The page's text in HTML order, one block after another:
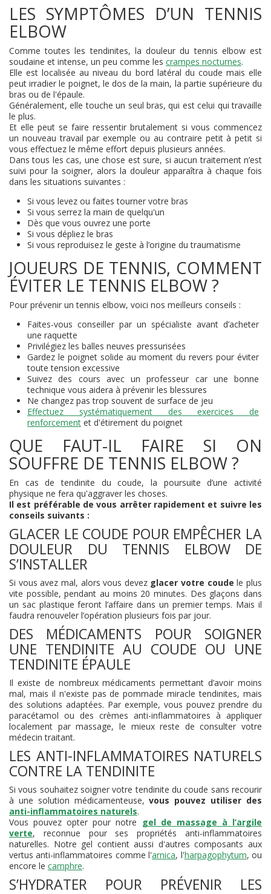
LES SYMPTÔMES D’UN TENNIS
ELBOW
Comme toutes les tendinites, la douleur du tennis elbow est
soudaine et intense, un peu comme les crampes nocturnes.
Elle est localisée au niveau du bord latéral du coude mais elle
peut irradier le poignet, le dos de la main, la partie supérieure du
bras ou de l'épaule.
Généralement, elle touche un seul bras, qui est celui qui travaille
le plus.
Et elle peut se faire ressentir brutalement si vous commencez
un nouveau travail par exemple ou au contraire petit à petit si
vous effectuez le même effort depuis plusieurs années.
Dans tous les cas, une chose est sure, si aucun traitement n’est
suivi pour la soigner, alors la douleur apparaîtra à chaque fois
dans les situations suivantes :
Si vous levez ou faites tourner votre bras
Si vous serrez la main de quelqu'un
Dès que vous ouvrez une porte
Si vous dépliez le bras
Si vous reproduisez le geste à l’origine du traumatisme
JOUEURS DE TENNIS, COMMENT
ÉVITER LE TENNIS ELBOW ?
Pour prévenir un tennis elbow, voici nos meilleurs conseils :
Faites-vous conseiller par un spécialiste avant d’acheter
une raquette
Privilégiez les balles neuves pressurisées
Gardez le poignet solide au moment du revers pour éviter
toute tension excessive
Suivez des cours avec un professeur car une bonne
technique vous aidera à prévenir les blessures
Ne changez pas trop souvent de surface de jeu
Effectuez systématiquement des exercices de
renforcement et d'étirement du poignet
QUE FAUT-IL FAIRE SI ON
SOUFFRE DE TENNIS ELBOW ?
En cas de tendinite du coude, la poursuite d’une activité
physique ne fera qu'aggraver les choses.
Il est préférable de vous arrêter rapidement et suivre les
conseils suivants :
GLACER LE COUDE POUR EMPÊCHER LA
DOULEUR DU TENNIS ELBOW DE
S’INSTALLER
Si vous avez mal, alors vous devez glacer votre coude le plus
vite possible, pendant au moins 20 minutes. Des glaçons dans
un sac plastique feront l’affaire dans un premier temps. Mais il
faudra renouveler l’opération plusieurs fois par jour.
DES MÉDICAMENTS POUR SOIGNER
UNE TENDINITE AU COUDE OU UNE
TENDINITE ÉPAULE
Il existe de nombreux médicaments permettant d’avoir moins
mal, mais il n'existe pas de pommade miracle tendinites, mais
des solutions adaptées. Par exemple, vous pouvez prendre du
paracétamol ou des crèmes anti-inflammatoires à appliquer
localement par massage, le mieux reste de consulter votre
médecin traitant.
LES ANTI-INFLAMMATOIRES NATURELS
CONTRE LA TENDINITE
Si vous souhaitez soigner votre tendinite du coude sans recourir
à une solution médicamenteuse,vous pouvez utiliser des
anti-inflammatoires naturels.
Vous pouvez opter pour notre
gel de massage à l’argile
verte, reconnue pour ses propriétés anti-inflammatoires
naturelles. Notre gel contient aussi d'autres composants aux
vertus anti-inflammatoires comme l'arnica, l'harpagophytum, ou
encore le camphre.
S’HYDRATER POUR PRÉVENIR LES